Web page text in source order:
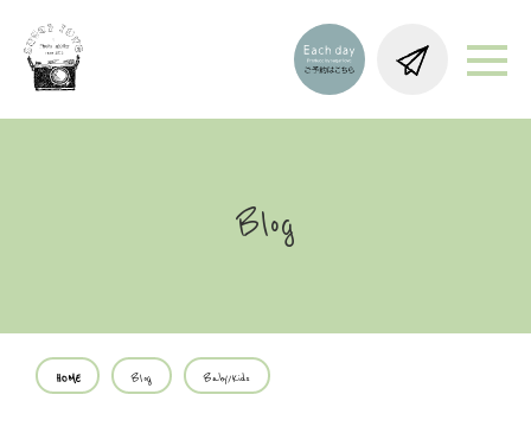
Blog
HOME Blog Baby/Kids